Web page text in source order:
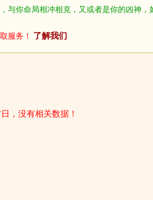
与你命局相冲相克，又或者是你的凶神，
服务！ 了解我们
，没有相关数据！